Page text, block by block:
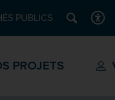
PUBLICS Recherche
PROJETS